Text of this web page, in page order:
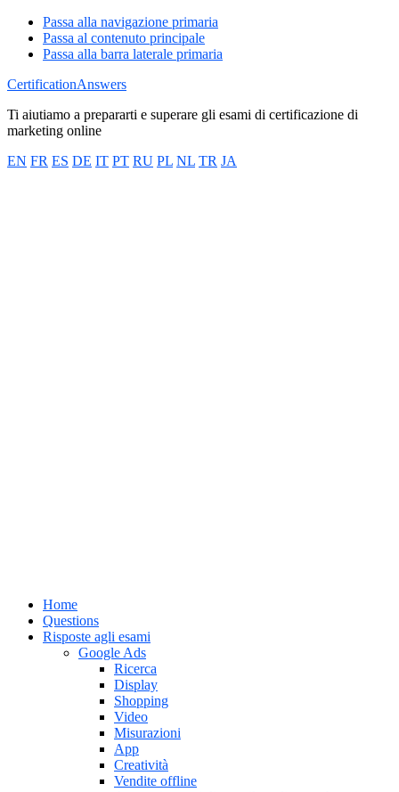
Passa alla navigazione primaria
Passa al contenuto principale
Passa alla barra laterale primaria
CertificationAnswers
Ti aiutiamo a prepararti e superare gli esami di certificazione di
marketing online
EN FR ES DE IT PT RU PL NL TR JA
Home
Questions
Risposte agli esami
Google Ads
Ricerca
Display
Shopping
Video
Misurazioni
App
Creatività
Vendite offline